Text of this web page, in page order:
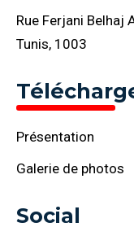
Rue Ferjani Belhaj
Tunis, 1003
Présentation
Galerie de photos
Social